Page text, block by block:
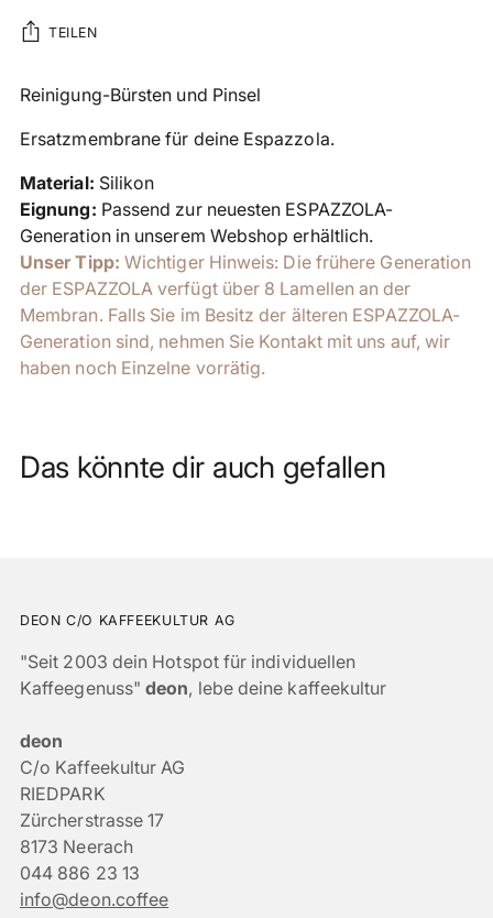
TEILEN
Produkt
den
Warenkorb
legen
Reinigung-Bürsten und Pinsel
Ersatzmembrane für deine Espazzola.
Material: Silikon
Eignung: Passend zur neuesten ESPAZZOLA-
Generation in unserem Webshop erhältlich.
Unser Tipp: Wichtiger Hinweis: Die frühere Generation
der ESPAZZOLA verfügt über 8 Lamellen an der
Membran. Falls Sie im Besitz der älteren ESPAZZOLA-
Generation sind, nehmen Sie Kontakt mit uns auf, wir
haben noch Einzelne vorrätig.
Das könnte dir auch gefallen
DEON C/O KAFFEEKULTUR AG
"Seit 2003 dein Hotspot für individuellen
Kaffeegenuss"deon, lebe deine kaffeekultur
deon
C/o Kaffeekultur AG
RIEDPARK
Zürcherstrasse 17
8173 Neerach
044 886 23 13
info@deon.coffee